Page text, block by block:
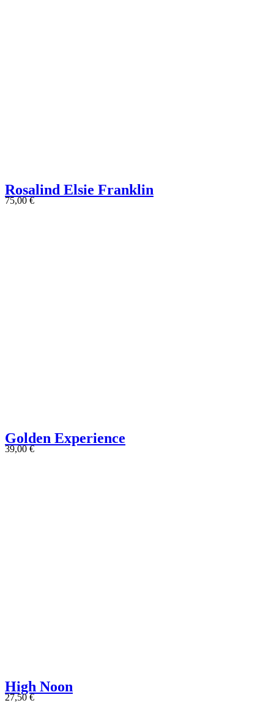
Rosalind Elsie Franklin
75,00€
Golden Experience
39,00€
High Noon
27,50€